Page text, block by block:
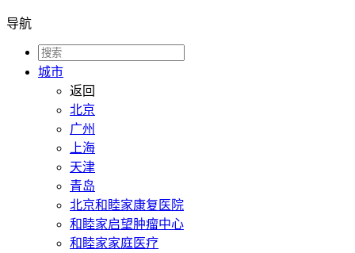
导航
城市
返回
北京
广州
上海
天津
青岛
北京和睦家康复医院
和睦家启望肿瘤中心
和睦家家庭医疗